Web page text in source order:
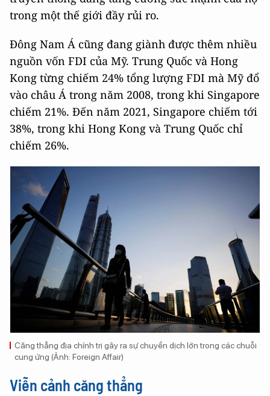
trong một thế giới đầy rủi ro.
Đông Nam Á cũng đang giành được thêm nhiều
nguồn vốn FDI của Mỹ. Trung Quốc và Hong
Kong từng chiếm 24% tổng lượng FDI mà Mỹ đổ
vào châu Á trong năm 2008, trong khi Singapore
chiếm 21%. Đến năm 2021, Singapore chiếm tới
38%, trong khi Hong Kong và Trung Quốc chỉ
chiếm 26%.
Căng thẳng địa chính trị gây ra sự chuyển dịch lớn trong các chuỗi
cung ứng (Ảnh: Foreign Affair)
Viễn cảnh căng thẳng